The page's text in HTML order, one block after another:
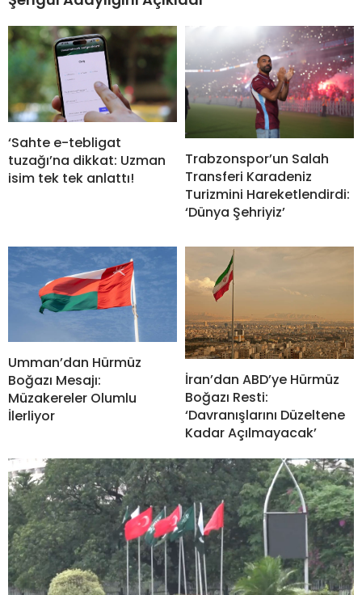
‘Sahte e-tebligat
tuzağı’na dikkat: Uzman
isim tek tek anlattı!
Trabzonspor’un Salah
Transferi Karadeniz
Turizmini Hareketlendirdi:
‘Dünya Şehriyiz’
Umman’dan Hürmüz
Boğazı Mesajı:
Müzakereler Olumlu
İlerliyor
İran’dan ABD’ye Hürmüz
Boğazı Resti:
‘Davranışlarını Düzeltene
Kadar Açılmayacak’